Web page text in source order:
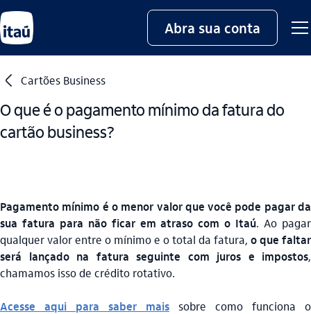
Abra sua conta
seta_esquerda Cartões Business
O que é o pagamento mínimo da fatura do
cartão business?
Pagamento mínimo é o menor valor que você pode pagar da
sua fatura para não ficar em atraso com o Itaú. Ao pagar
qualquer valor entre o mínimo e o total da fatura, o que faltar
será lançado na fatura seguinte com juros e impostos,
chamamos isso de crédito rotativo.
Acesse aqui para saber mais sobre como funciona o